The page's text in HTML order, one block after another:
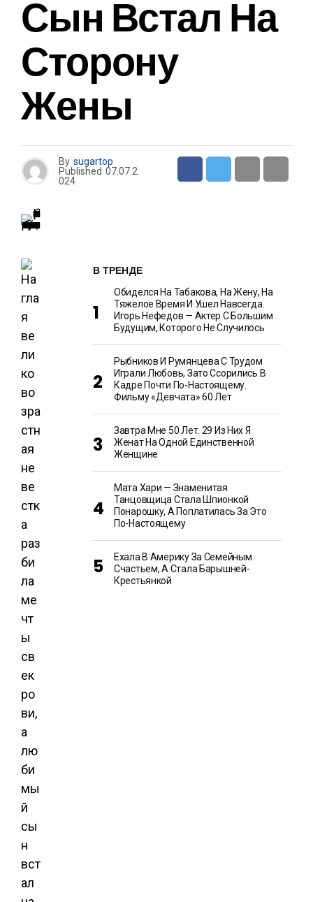
Сын Встал На
Сторону
Жены
By sugartop
Published 07.07.2
024
В ТРЕНДЕ
Обиделся На Табакова, На Жену, На
Тяжелое Время И Ушел Навсегда.
Игорь Нефедов — Актер С Большим
Будущим, Которого Не Случилось
Рыбников И Румянцева С Трудом
Играли Любовь, Зато Ссорились В
Кадре Почти По-Настоящему.
Фильму «Девчата» 60 Лет
Завтра Мне 50 Лет. 29 Из Них Я
Женат На Одной Единственной
Женщине
Мата Хари — Знаменитая
Танцовщица Стала Шпионкой
Понарошку, А Поплатилась За Это
По-Настоящему
Ехала В Америку За Семейным
Счастьем, А Стала Барышней-
Крестьянкой